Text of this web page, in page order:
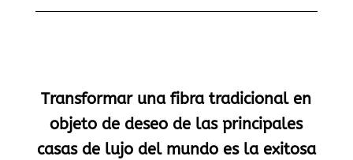
Transformar una fibra tradicional en
objeto de deseo de las principales
casas de lujo del mundo es la exitosa